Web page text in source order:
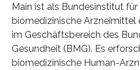
Main ist als Bundesinstitut
biomedizinische Arzneimittel
im Geschäftsbereich des
Gesundheit (BMG). Es
biomedizinische Human-